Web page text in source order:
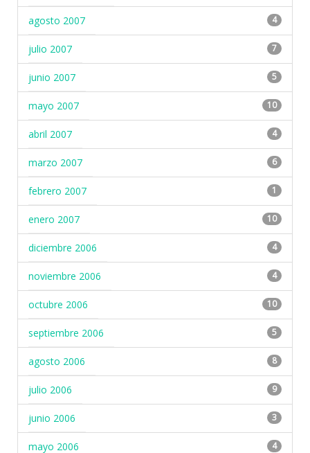
agosto 2007 4
julio 2007 7
junio 2007 5
mayo 2007 10
abril 2007 4
marzo 2007 6
febrero 2007 1
enero 2007 10
diciembre 2006 4
noviembre 2006 4
octubre 2006 10
septiembre 2006 5
agosto 2006 8
julio 2006 9
junio 2006 3
mayo 2006 4